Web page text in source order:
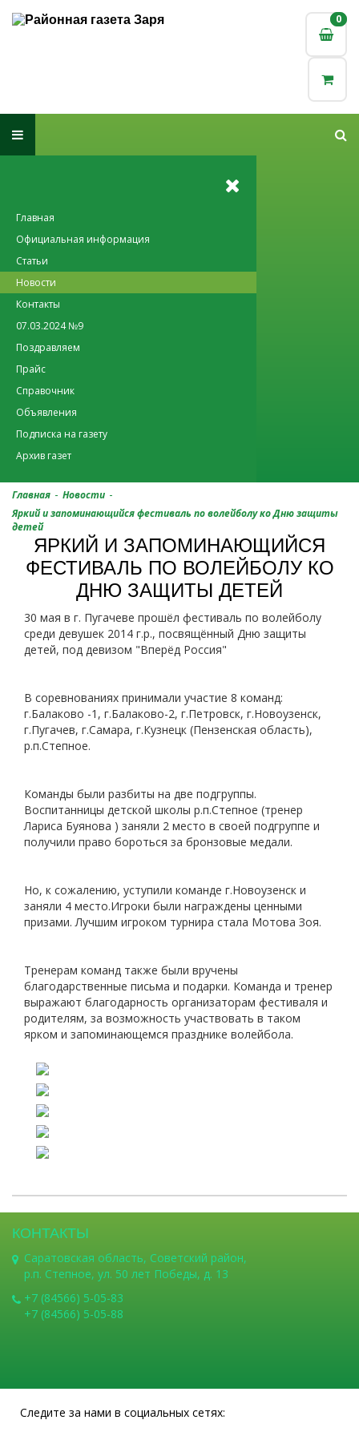
0
0
Главная
Официальная информация
Статьи
Новости
Контакты
07.03.2024 №9
Поздравляем
Прайс
Справочник
Объявления
Подписка на газету
Архив газет
Главная - Новости -
Яркий и запоминающийся фестиваль по волейболу ко Дню защиты
детей
ЯРКИЙ И ЗАПОМИНАЮЩИЙСЯ
ФЕСТИВАЛЬ ПО ВОЛЕЙБОЛУ КО
ДНЮ ЗАЩИТЫ ДЕТЕЙ
30 мая в г. Пугачеве прошёл фестиваль по волейболу
среди девушек 2014 г.р., посвящённый Дню защиты
детей, под девизом "Вперёд Россия"
В соревнованиях принимали участие 8 команд:
г.Балаково -1, г.Балаково-2, г.Петровск, г.Новоузенск,
г.Пугачев, г.Самара, г.Кузнецк (Пензенская область),
р.п.Степное.
Команды были разбиты на две подгруппы.
Воспитанницы детской школы р.п.Степное (тренер
Лариса Буянова ) заняли 2 место в своей подгруппе и
получили право бороться за бронзовые медали.
Но, к сожалению, уступили команде г.Новоузенск и
заняли 4 место.Игроки были награждены ценными
призами. Лучшим игроком турнира стала Мотова Зоя.
Тренерам команд также были вручены
благодарственные письма и подарки. Команда и тренер
выражают благодарность организаторам фестиваля и
родителям, за возможность участвовать в таком
ярком и запоминающемся празднике волейбола.
КОНТАКТЫ
Саратовская область, Советский район,
р.п. Степное, ул. 50 лет Победы, д. 13
+7 (84566) 5-05-83
+7 (84566) 5-05-88
Следите за нами в социальных сетях: